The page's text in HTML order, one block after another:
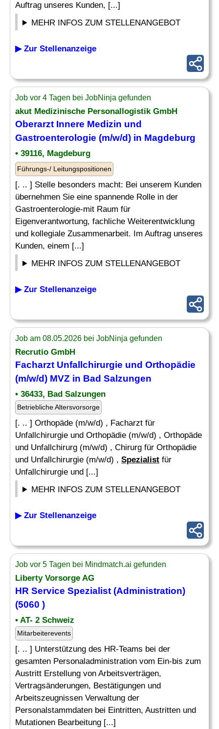
Auftrag unseres Kunden, [...]
MEHR INFOS ZUM STELLENANGEBOT
▶ Zur Stellenanzeige
Job vor 4 Tagen bei JobNinja gefunden
akut Medizinische Personallogistik GmbH
Oberarzt Innere Medizin und
Gastroenterologie (m/w/d) in Magdeburg
• 39116, Magdeburg
Führungs-/ Leitungspositionen
[. .. ] Stelle besonders macht: Bei unserem Kunden
übernehmen Sie eine spannende Rolle in der
Gastroenterologie-mit Raum für
Eigenverantwortung, fachliche Weiterentwicklung
und kollegiale Zusammenarbeit. Im Auftrag unseres
Kunden, einem [...]
MEHR INFOS ZUM STELLENANGEBOT
▶ Zur Stellenanzeige
Job am 08.05.2026 bei JobNinja gefunden
Recrutio GmbH
Facharzt Unfallchirurgie und Orthopädie
(m/w/d) MVZ in Bad Salzungen
• 36433, Bad Salzungen
Betriebliche Altersvorsorge
[. .. ] Orthopäde (m/w/d) , Facharzt für
Unfallchirurgie und Orthopädie (m/w/d) , Orthopäde
und Unfallchirurg (m/w/d) , Chirurg für Orthopädie
und Unfallchirurgie (m/w/d) , Spezialist für
Unfallchirurgie und [...]
MEHR INFOS ZUM STELLENANGEBOT
▶ Zur Stellenanzeige
Job vor 5 Tagen bei Mindmatch.ai gefunden
Liberty Vorsorge AG
HR Service Spezialist (Administration)
(5060 )
• AT- 2 Schweiz
Mitarbeiterevents
[. .. ] Unterstützung des HR-Teams bei der
gesamten Personaladministration vom Ein-bis zum
Austritt Erstellung von Arbeitsverträgen,
Vertragsänderungen, Bestätigungen und
Arbeitszeugnissen Verwaltung der
Personalstammdaten bei Eintritten, Austritten und
Mutationen Bearbeitung [...]